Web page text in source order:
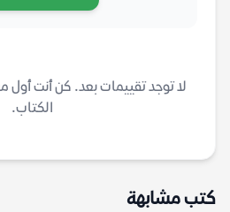
لا توجد تقييمات بعد. كن أنت أول
الكتاب.
كتب مشابهة